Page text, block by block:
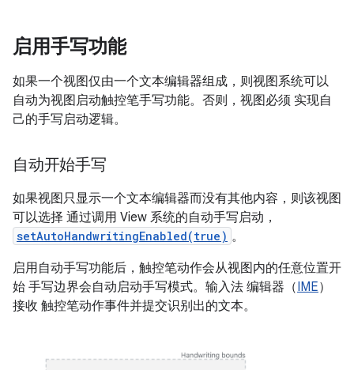
启用手写功能
如果一个视图仅由一个文本编辑器组成，则视图系统可以
自动为视图启动触控笔手写功能。否则，视图必须 实现自
己的手写启动逻辑。
自动开始手写
如果视图只显示一个文本编辑器而没有其他内容，则该视图
可以选择 通过调用 View 系统的自动手写启动，
setAutoHandwritingEnabled(true) 。
启用自动手写功能后，触控笔动作会从视图内的任意位置开
始 手写边界会自动启动手写模式。输入法 编辑器（IME）
接收 触控笔动作事件并提交识别出的文本。